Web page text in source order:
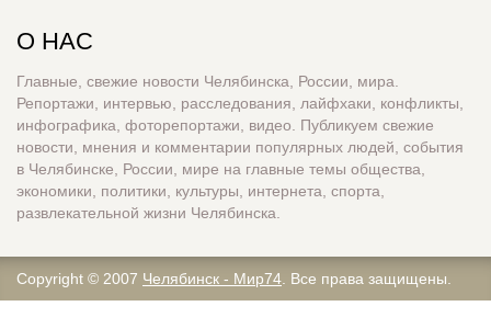
О НАС
Главные, свежие новости Челябинска, России, мира.
Репортажи, интервью, расследования, лайфхаки, конфликты,
инфографика, фоторепортажи, видео. Публикуем свежие
новости, мнения и комментарии популярных людей, события
в Челябинске, России, мире на главные темы общества,
экономики, политики, культуры, интернета, спорта,
развлекательной жизни Челябинска.
Copyright © 2007 Челябинск - Мир74 . Все права защищены.